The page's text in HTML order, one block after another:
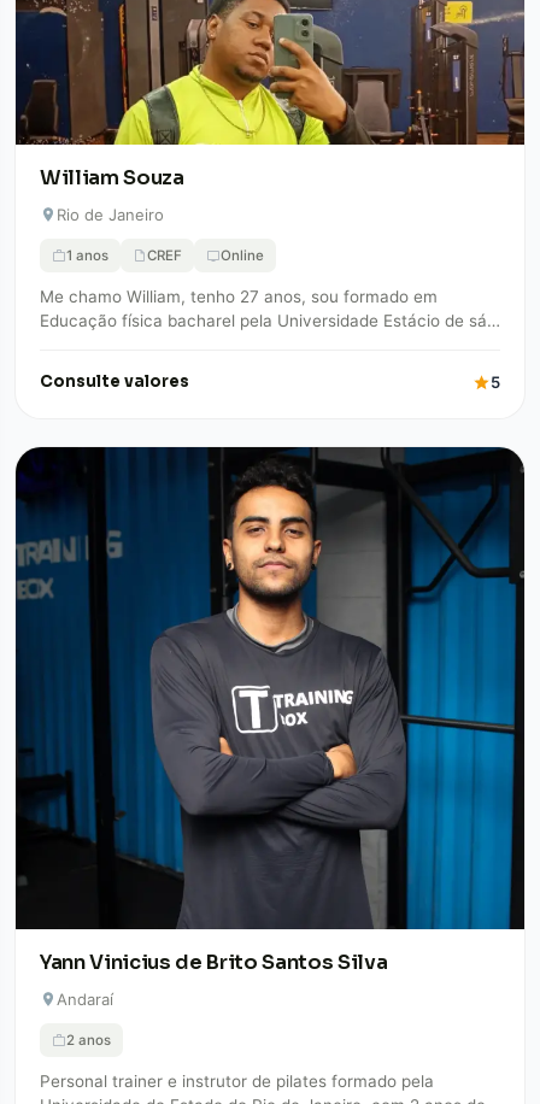
William Souza
Rio de Janeiro
1 anos CREF Online
Me chamo William, tenho 27 anos, sou formado em
Educação física bacharel pela Universidade Estácio de sá,
Consulte valores 5
Yann Vinicius de Brito Santos Silva
Andaraí
2 anos
Personal trainer e instrutor de pilates formado pela